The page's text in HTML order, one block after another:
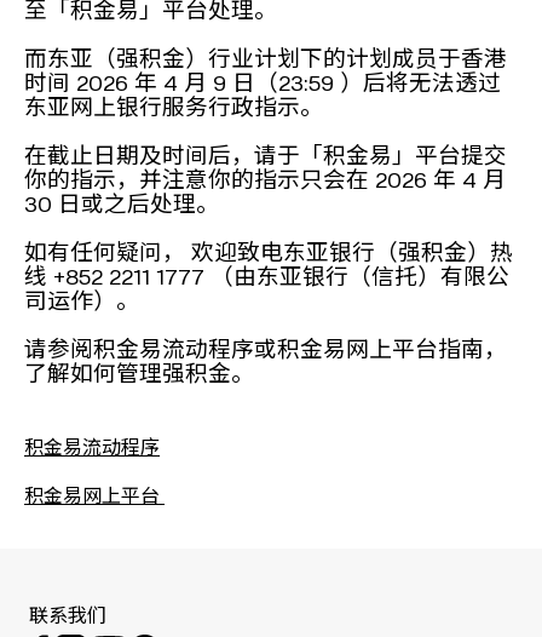
至「积金易」平台处理。
而东亚（强积金）行业计划下的计划成员于香港
时间 2026 年 4 月 9 日（23:59 ）后将无法透过
东亚网上银行服务行政指示。
在截止日期及时间后，请于「积金易」平台提交
你的指示，并注意你的指示只会在 2026 年 4 月
30 日或之后处理。
如有任何疑问， 欢迎致电东亚银行（强积金）热
线 +852 2211 1777 （由东亚银行（信托）有限公
司运作）。
请参阅积金易流动程序或积金易网上平台指南，
了解如何管理强积金。
积金易流动程序
积金易网上平台
联系我们